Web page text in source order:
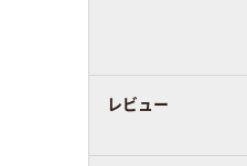
レビュー